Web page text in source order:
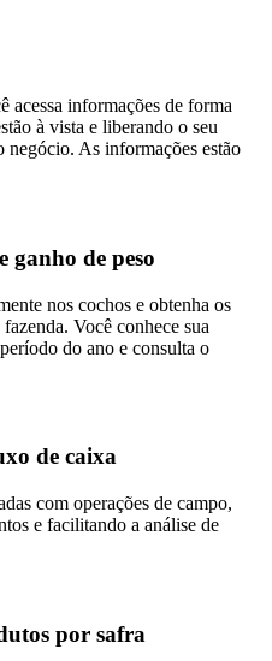
acessa informações de forma
à vista e liberando o seu
negócio. As informações estão
ganho de peso
nos cochos e obtenha os
Você conhece sua
do ano e consulta o
de caixa
com operações de campo,
e facilitando a análise de
por safra